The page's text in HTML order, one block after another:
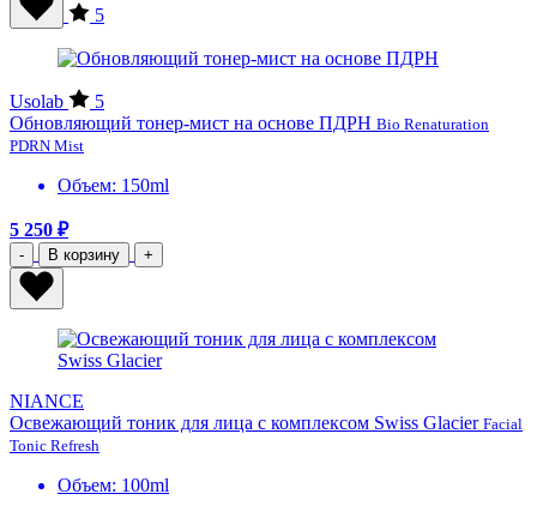
5
Usolab
5
Обновляющий тонер-мист на основе ПДРН Bio Renaturation
PDRN Mist
Объем: 150ml
5 250 ₽
- В корзину +
NIANCE
Освежающий тоник для лица с комплексом Swiss Glacier Facial
Tonic Refresh
Объем: 100ml